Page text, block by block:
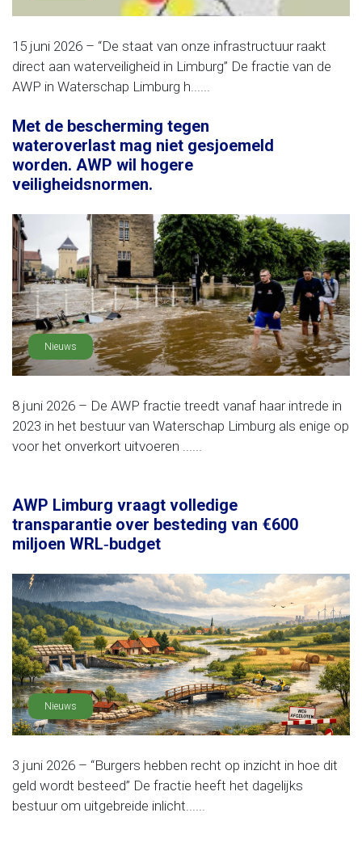
15 juni 2026 – “De staat van onze infrastructuur raakt
direct aan waterveiligheid in Limburg” De fractie van de
AWP in Waterschap Limburg h......
Met de bescherming tegen
wateroverlast mag niet gesjoemeld
worden. AWP wil hogere
veiligheidsnormen.
Nieuws
8 juni 2026 – De AWP fractie treedt vanaf haar intrede in
2023 in het bestuur van Waterschap Limburg als enige op
voor het onverkort uitvoeren ......
AWP Limburg vraagt volledige
transparantie over besteding van €600
miljoen WRL‑budget
Nieuws
3 juni 2026 – “Burgers hebben recht op inzicht in hoe dit
geld wordt besteed” De fractie heeft het dagelijks
bestuur om uitgebreide inlicht......